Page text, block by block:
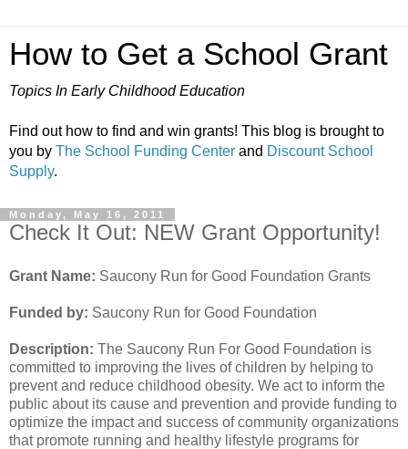
How to Get a School Grant
Topics In Early Childhood Education
Find out how to find and win grants! This blog is brought to
you by The School Funding Center and Discount School
Supply.
Monday, May 16, 2011
Check It Out: NEW Grant Opportunity!
Grant Name: Saucony Run for Good Foundation Grants
Funded by: Saucony Run for Good Foundation
Description: The Saucony Run For Good Foundation is
committed to improving the lives of children by helping to
prevent and reduce childhood obesity. We act to inform the
public about its cause and prevention and provide funding to
optimize the impact and success of community organizations
that promote running and healthy lifestyle programs for